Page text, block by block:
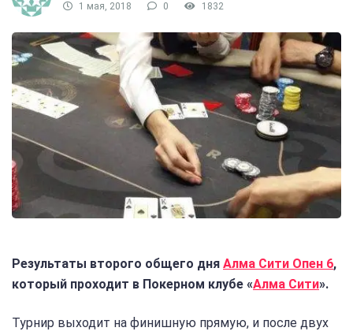
1 мая, 2018 0 1832
Результаты второго общего дня Алма Сити Опен 6,
который проходит в Покерном клубе «Алма Сити».
Турнир выходит на финишную прямую, и после двух